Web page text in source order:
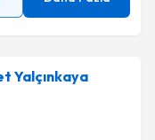
Yalçınkaya